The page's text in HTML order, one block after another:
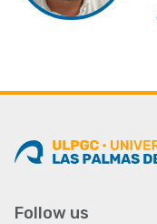
Follow us